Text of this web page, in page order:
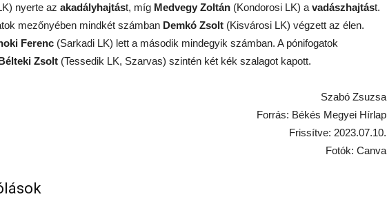
nyerte az akadályhajtást, míg Medvegy Zoltán (Kondorosi LK) a vadászhajtást.
mezőnyében mindkét számban Demkó Zsolt (Kisvárosi LK) végzett az élen.
Ferenc (Sarkadi LK) lett a második mindegyik számban. A pónifogatok
Zsolt (Tessedik LK, Szarvas) szintén két kék szalagot kapott.
Szabó Zsuzsa
Forrás: Békés Megyei Hírlap
Frissítve: 2023.07.10.
Fotók: Canva